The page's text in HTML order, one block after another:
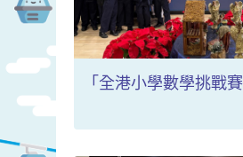
「全港小學數學挑戰